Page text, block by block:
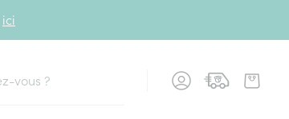
ici